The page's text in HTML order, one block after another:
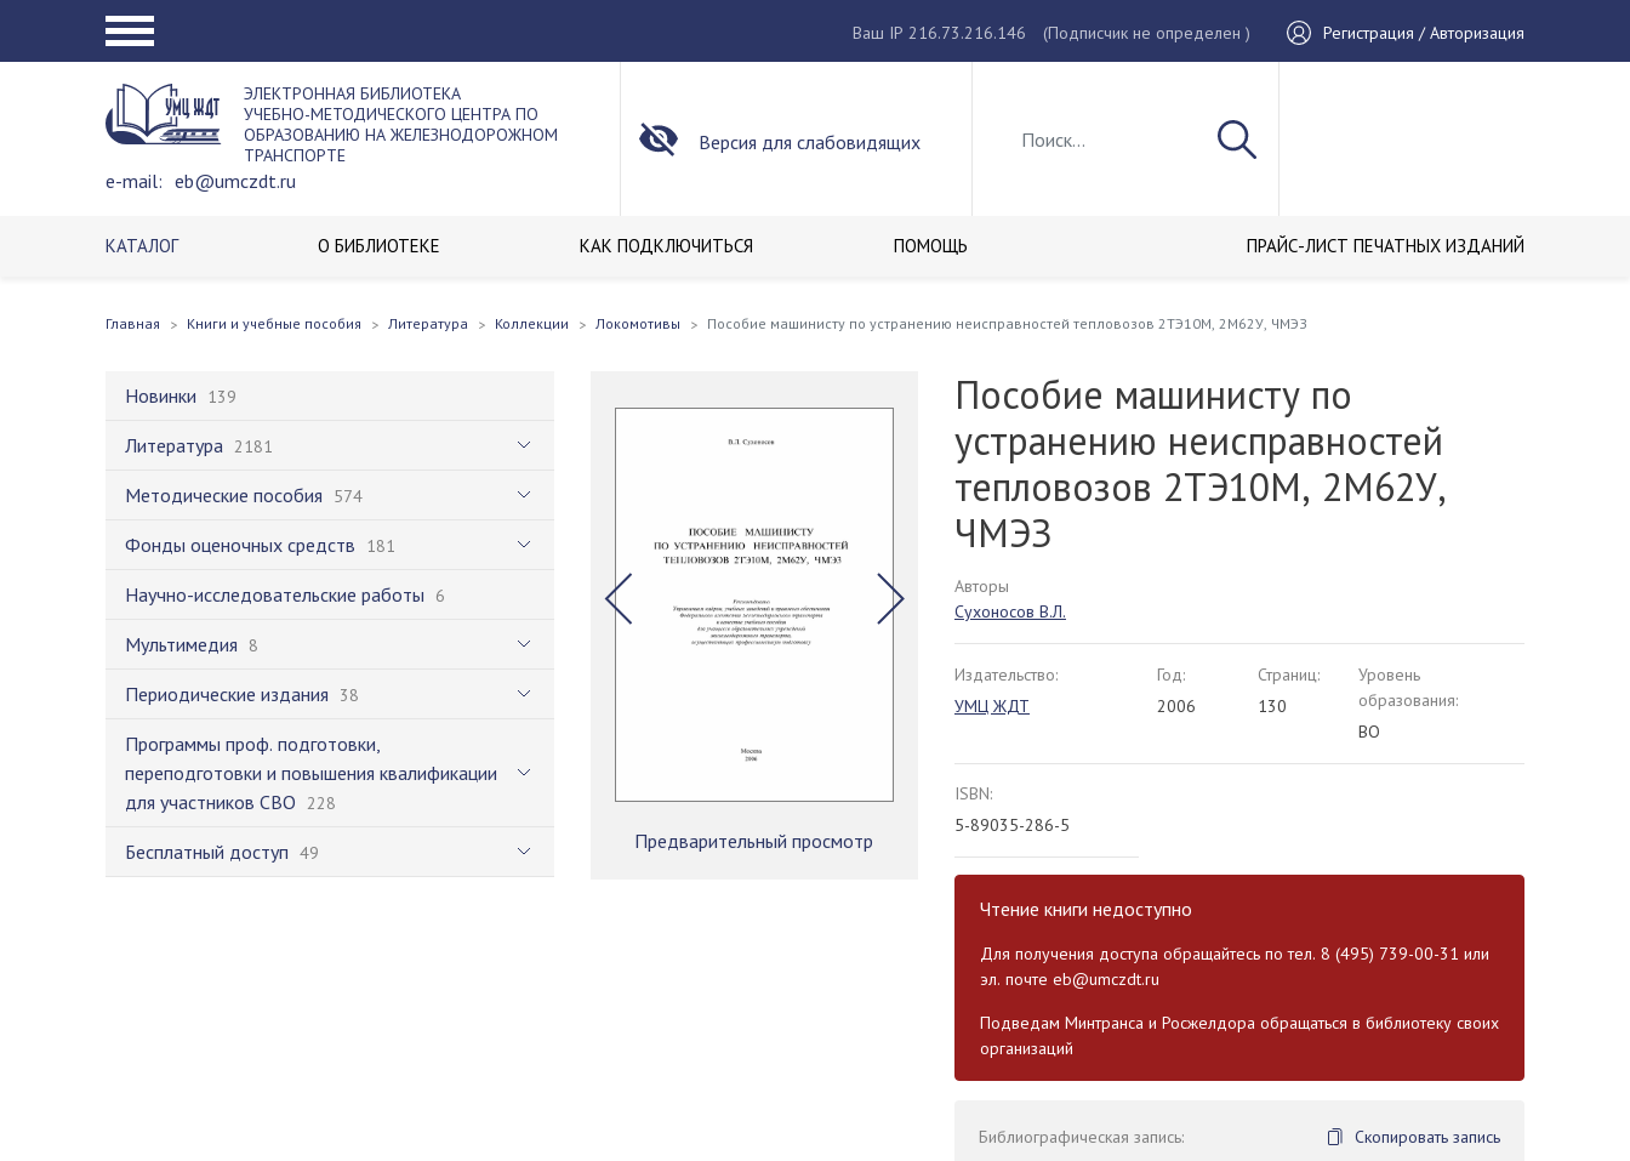
Ваш IP 216.73.216.146 (Подписчик не определен ) Регистрация / Авторизация
ЭЛЕКТРОННАЯ БИБЛИОТЕКА
УЧЕБНО-МЕТОДИЧЕСКОГО ЦЕНТРА ПО
ОБРАЗОВАНИЮ НА ЖЕЛЕЗНОДОРОЖНОМ
ТРАНСПОРТЕ
e-mail: eb@umczdt.ru
Версия для слабовидящих
КАТАЛОГ О БИБЛИОТЕКЕ КАК ПОДКЛЮЧИТЬСЯ ПОМОЩЬ ПРАЙС-ЛИСТ ПЕЧАТНЫХ ИЗДАНИЙ
Главная Книги и учебные пособия Литература Коллекции Локомотивы Пособие машинисту по устранению неисправностей тепловозов 2ТЭ10М, 2М62У, ЧМЭЗ
Новинки 139
Литература 2181
Методические пособия 574
Фонды оценочных средств 181
Научно-исследовательские работы 6
Мультимедия 8
Периодические издания 38
Программы проф. подготовки,
переподготовки и повышения квалификации
для участников СВО 228
Бесплатный доступ 49
Предварительный просмотр
Пособие машинисту по
устранению неисправностей
тепловозов 2ТЭ10М, 2М62У,
ЧМЭЗ
Авторы
Сухоносов В.Л.
Издательство:
УМЦ ЖДТ
Год:
2006
Страниц:
130
Уровень
образования:
ВО
ISBN:
5-89035-286-5
Чтение книги недоступно
Для получения доступа обращайтесь по тел. 8 (495) 739-00-31 или
эл. почте eb@umczdt.ru
Подведам Минтранса и Росжелдора обращаться в библиотеку своих
организаций
Библиографическая запись:
Скопировать запись